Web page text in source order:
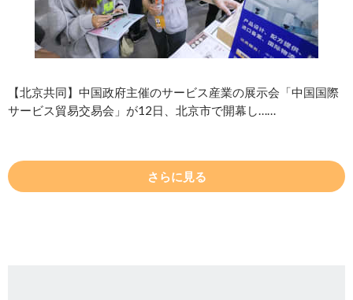
【北京共同】中国政府主催のサービス産業の展示会「中国国際
サービス貿易交易会」が12日、北京市で開幕し……
さらに見る